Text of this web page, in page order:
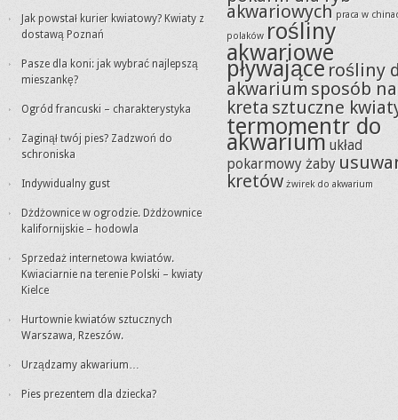
Jak powstał kurier kwiatowy? Kwiaty z
dostawą Poznań
Pasze dla koni: jak wybrać najlepszą
mieszankę?
Ogród francuski – charakterystyka
Zaginął twój pies? Zadzwoń do
schroniska
Indywidualny gust
Dżdżownice w ogrodzie. Dżdżownice
kalifornijskie – hodowla
Sprzedaż internetowa kwiatów.
Kwiaciarnie na terenie Polski – kwiaty
Kielce
Hurtownie kwiatów sztucznych
Warszawa, Rzeszów.
Urządzamy akwarium…
Pies prezentem dla dziecka?
akwariowych praca w
polaków rośliny
akwariowe
pływające rośliny
akwarium sposób na
kreta sztuczne
termomentr do
akwarium układ
pokarmowy żaby
kretów żwirek do akwarium